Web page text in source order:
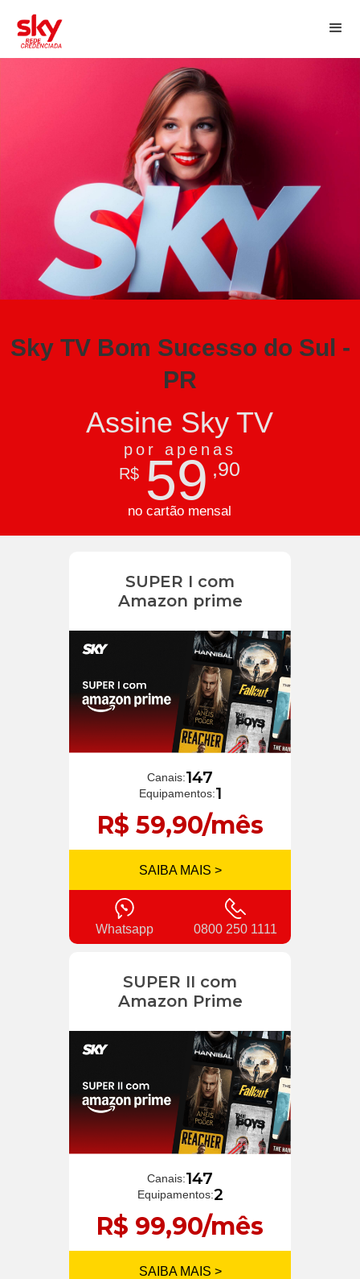
Sky TV Bom Sucesso do Sul -
PR
Assine Sky TV
por apenas
R$ 59 ,90
no cartão mensal
SUPER I com
Amazon prime
Canais:147
Equipamentos:1
R$ 59,90/mês
SAIBA MAIS >
Whatsapp 0800 250 1111
SUPER II com
Amazon Prime
Canais:147
Equipamentos:2
R$ 99,90/mês
SAIBA MAIS >